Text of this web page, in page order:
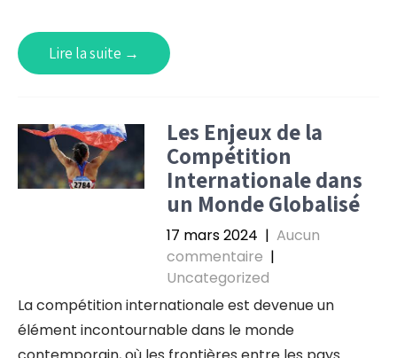
Lire la suite →
Les Enjeux de la
Compétition
Internationale dans
un Monde Globalisé
17 mars 2024 | Aucun
commentaire |
Uncategorized
La compétition internationale est devenue un
élément incontournable dans le monde